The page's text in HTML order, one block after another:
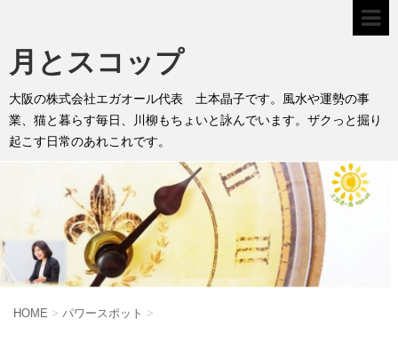
月とスコップ
大阪の株式会社エガオール代表 土本晶子です。風水や運勢の事
業、猫と暮らす毎日、川柳もちょいと詠んでいます。ザクっと掘り
起こす日常のあれこれです。
HOME > パワースポット >